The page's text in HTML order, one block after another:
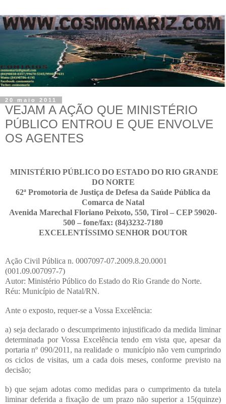
20 maio 2011
VEJAM A AÇÃO QUE MINISTÉRIO
PÚBLICO ENTROU E QUE ENVOLVE
OS AGENTES
MINISTÉRIO PÚBLICO DO ESTADO DO RIO GRANDE
DO NORTE
62ª Promotoria de Justiça de Defesa da Saúde Pública da
Comarca de Natal
Avenida Marechal Floriano Peixoto, 550, Tirol – CEP 59020-
500 – fone/fax: (84)3232-7180
EXCELENTÍSSIMO SENHOR DOUTOR
Ação Civil Pública n. 0007097-07.2009.8.20.0001
(001.09.007097-7)
Autor: Ministério Público do Estado do Rio Grande do Norte.
Réu: Município de Natal/RN.
Ante o exposto, requer-se a Vossa Excelência:
a) seja declarado o descumprimento injustificado da medida liminar
determinada por Vossa Excelência tendo em vista que, apesar da
portaria nº 090/2011, na realidade o município não vem cumprindo
os ciclos de visitas, um a cada dois meses, conforme previsto na
decisão;
b) que sejam adotas como medidas para o cumprimento da tutela
liminar deferida a fixação de um prazo não superior a 15(quinze)